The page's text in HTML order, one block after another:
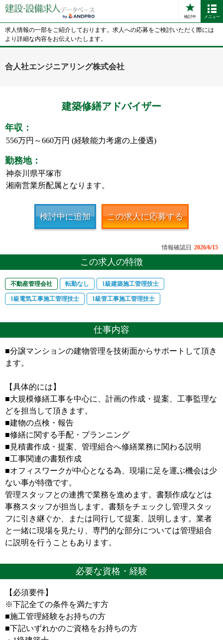
検討中 メニュー
求人情報の一部をご紹介しております。求人への応募をご検討いただく際には
より詳細な内容をお伝えいたします。
合人社エンジニアリング株式会社
建築修繕アドバイザー
年収：
556万円～660万円 (経験能力考慮の上優遇)
勤務地：
神奈川県平塚市
湘南営業所配属となります。
検討中に追加 この求人に応募する
情報確認日 2026/6/15
この求人の特徴
不動産管理会社 転勤なし 1級建築施工管理技士
1級電気工事施工管理技士 1級管工事施工管理技士
仕事内容
■分譲マンションの建物管理を技術面からサポートして頂き
ます。
【具体的には】
■大規模修繕工事を中心に、計画の作成・提案、工事監理な
どを担当して頂きます。
■建物の点検・報告
■修繕に関する手配・プランニング
■見積書作成・提案、管理組合へ修繕業務に関わる説明
■工事関連の書類作成
■オフィスワークが中心となる為、現場に足を運ぶ機会は少
ない事が特徴です。
管理スタッフとの連携で業務を進めます。書類作成などは
事務スタッフが担当します。書類をチェックし管理スタッ
フに引き継ぐか、または同行して提案、説明します。業者
と一緒に現場を見たり、専門的な部分については管理組合
に説明を行うこともあります。
必要な資格・経験
【必須要件】
※下記全ての条件を満たす方
■施工管理経験をお持ちの方
■下記いずれかのご資格をお持ちの方